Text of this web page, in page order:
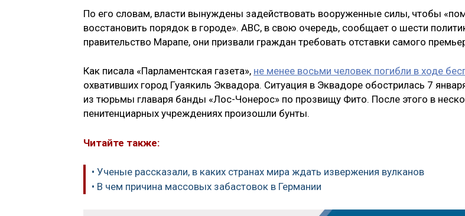
По его словам, власти вынуждены задействовать вооруженные силы, чтобы
восстановить порядок в городе». ABC, в свою очередь, сообщает о шести
правительство Марапе, они призвали граждан требовать отставки самого
Как писала «Парламентская газета», не менее восьми человек погибли в ходе
охвативших город Гуаякиль Эквадора. Ситуация в Эквадоре обострилась 7
из тюрьмы главаря банды «Лос-Чонерос» по прозвищу Фито. После этого в
пенитенциарных учреждениях произошли бунты.
Читайте также:
• Ученые рассказали, в каких странах мира ждать извержения вулканов
• В чем причина массовых забастовок в Германии